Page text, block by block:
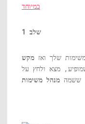
במיוחד
שלב 1
שלך ואז מקש
מצא ולחץ על
ששמה מנהל משימות